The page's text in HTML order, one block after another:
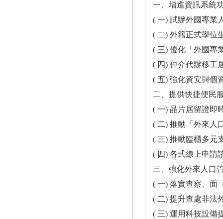
一、增進資訊系統功
( 一) 試辦外國專業
( 二) 外籍正式學位
( 三) 優化「外國專
( 四) 仲介代辦移工
( 五) 強化資安與個
二、提供快捷便民服
( 一) 晶片居留證即
( 二) 推動「外來人
( 三) 推動臨櫃多元
( 四) 各式線上申請
三、強化外來人口管
( 一) 落實查察、面
( 二) 提升查處非法
( 三) 運用科技設備